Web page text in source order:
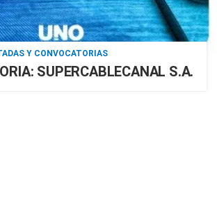
Y CONVOCATORIAS
SUPERCABLECANAL S.A.